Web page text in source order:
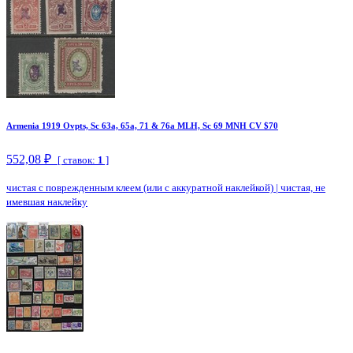
Armenia 1919 Ovpts, Sc 63a, 65a, 71 & 76a MLH, Sc 69 MNH CV $70
552,08 ₽ [ ставок: 1 ]
чистая с поврежденным клеем (или с аккуратной наклейкой) | чистая, не
имевшая наклейку